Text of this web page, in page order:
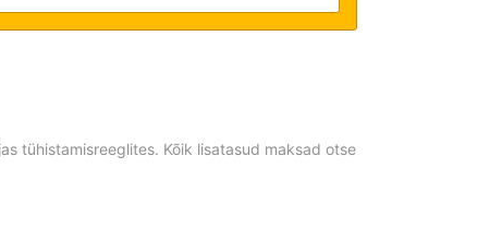
tühistamisreeglites. Kõik lisatasud maksad otse